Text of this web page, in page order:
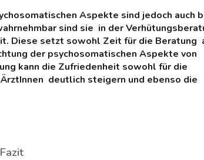
Aspekte sind jedoch auch
sind sie in der
Diese setzt sowohl Zeit für die Beratung
der psychosomatischen Aspekte von
kann die Zufriedenheit sowohl für die
deutlich steigern und ebenso die
Fazit